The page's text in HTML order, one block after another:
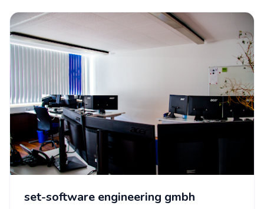
set-software engineering gmbh